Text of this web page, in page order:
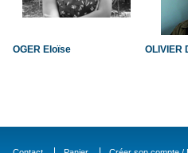
OGER Eloïse OLIVIER